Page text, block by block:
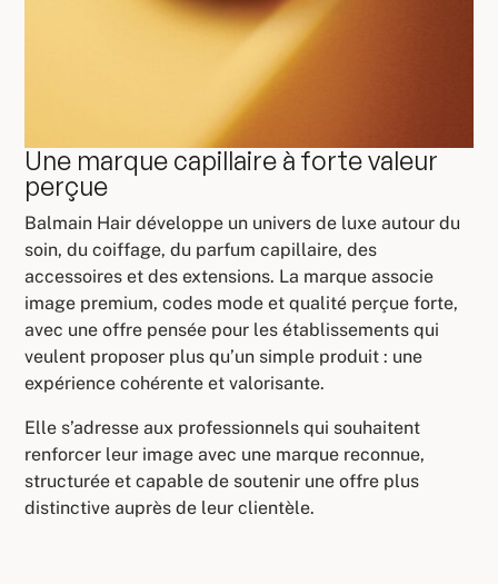
Une marque capillaire à forte valeur
perçue
Balmain Hair développe un univers de luxe autour du
soin, du coiffage, du parfum capillaire, des
accessoires et des extensions. La marque associe
image premium, codes mode et qualité perçue forte,
avec une offre pensée pour les établissements qui
veulent proposer plus qu’un simple produit : une
expérience cohérente et valorisante.
Elle s’adresse aux professionnels qui souhaitent
renforcer leur image avec une marque reconnue,
structurée et capable de soutenir une offre plus
distinctive auprès de leur clientèle.